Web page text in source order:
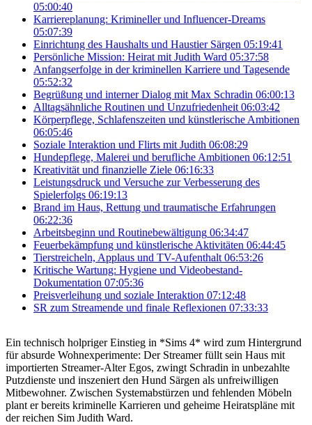
05:00:40
Karriereplanung: Krimineller und Influencer-Dreams
05:07:39
Einrichtung des Haushalts und Haustier Särgen 05:19:41
Persönliche Mission: Heirat mit Judith Ward 05:37:58
Anfangserfolge in der kriminellen Karriere und Tagesende
05:52:32
Begrüßung und interner Dialog mit Max Schradin 06:00:13
Alltagsähnliche Routinen und Unzufriedenheit 06:03:42
Körperpflege, Schlafenszeiten und künstlerische Ambitionen
06:05:46
Soziale Interaktion und Flirts mit Judith 06:08:29
Hundepflege, Malerei und berufliche Ambitionen 06:12:51
Kreativität und finanzielle Ziele 06:16:33
Leistungsdruck und Versuche zur Verbesserung des
Spielerfolgs 06:19:13
Brand im Haus, Rettung und traumatische Erfahrungen
06:22:36
Arbeitsbeginn und Routinebewältigung 06:34:47
Feuerbekämpfung und künstlerische Aktivitäten 06:44:45
Tierstreicheln, Applaus und TV-Aufenthalt 06:53:26
Kritische Wartung: Hygiene und Videobestand-
Dokumentation 07:05:36
Preisverleihung und soziale Interaktion 07:12:48
SR zum Streamende und finale Reflexionen 07:33:33
Ein technisch holpriger Einstieg in *Sims 4* wird zum Hintergrund
für absurde Wohnexperimente: Der Streamer füllt sein Haus mit
importierten Streamer-Alter Egos, zwingt Schradin in unbezahlte
Putzdienste und inszeniert den Hund Särgen als unfreiwilligen
Mitbewohner. Zwischen Systemabstürzen und fehlenden Möbeln
plant er bereits kriminelle Karrieren und geheime Heiratspläne mit
der reichen Sim Judith Ward.